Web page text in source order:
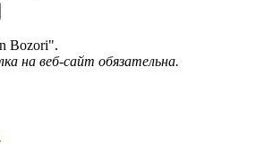
Bozori".
на веб-сайт обязательна.